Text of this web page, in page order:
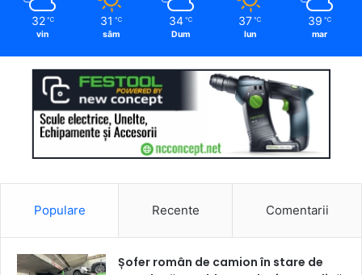
32 ℃
vin
31 ℃
sâm
34 ℃
Dum
37 ℃
lun
39 ℃
mar
Populare Recente Comentarii
Șofer român de camion în stare de